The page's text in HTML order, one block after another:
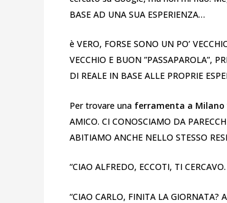
BASE AD UNA SUA ESPERIENZA…
è VERO, FORSE SONO UN PO’
VECCHIO E BUON ”PASSAPAROLA”,
DI REALE IN BASE ALLE PROPRIE
Per trovare una ferramenta a Milano
AMICO. CI CONOSCIAMO DA
ABITIAMO ANCHE NELLO STESSO
“CIAO ALFREDO, ECCOTI, TI
“CIAO CARLO, FINITA LA GIORNATA?